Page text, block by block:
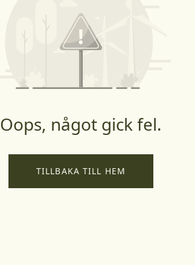
Oops, något gick fel.
TILLBAKA TILL HEM